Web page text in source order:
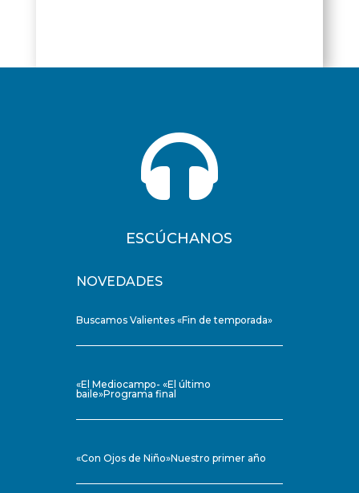

ESCÚCHANOS
NOVEDADES
Buscamos Valientes «Fin de temporada»
«El Mediocampo- «El último
baile»Programa final
«Con Ojos de Niño»Nuestro primer año